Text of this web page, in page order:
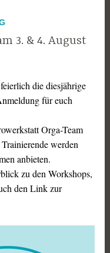
3. & 4. August
die diesjährige
für euch
Orga-Team
werden
anbieten.
zu den Workshops,
den Link zur